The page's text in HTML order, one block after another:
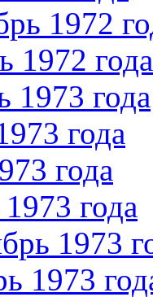
1972
1972 года
года
года
года
года
1973
1973